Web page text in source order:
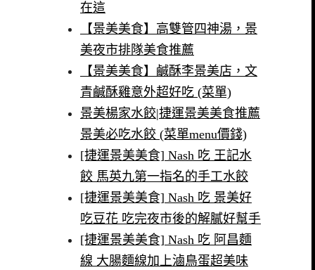
在這
【景美美食】高雙管四神湯，景
美夜市排隊美食推薦
【景美美食】鹹酥李景美店，文
青鹹酥雞意外超好吃 (菜單)
景美楊家水餃|捷運景美美食推薦
景美必吃水餃 (菜單menu價錢)
[捷運景美美食] Nash 吃 王記水
餃 馬英九第一指名的手工水餃
[捷運景美美食] Nash 吃 景美好
吃豆花 吃完夜市後的解膩好幫手
[捷運景美美食] Nash 吃 阿昌麵
線 大腸麵線加上滷鳥蛋超美味